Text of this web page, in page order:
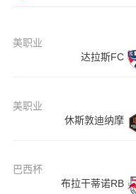
美职业
达拉斯FC
美职业
休斯敦迪纳摩
巴西杯
布拉干蒂诺RB